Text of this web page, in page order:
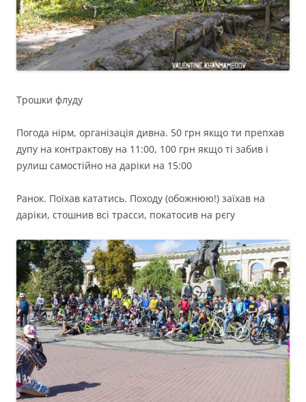
Трошки флуду
Погода нірм, організація дивна. 50 грн якщо ти препхав
дупу на контрактову на 11:00, 100 грн якщо ті забив і
рулиш самостійно на даріки на 15:00
Ранок. Поїхав кататись. Походу (обожнюю!) заїхав на
даріки, стошнив всі трасси, покатосив на рєгу